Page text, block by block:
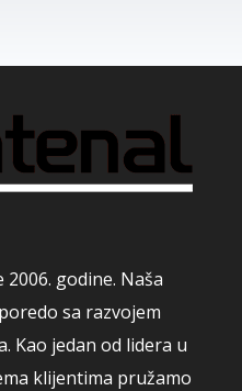
godine. Naša
sa razvojem
Kao jedan od lidera u
klijentima pružamo